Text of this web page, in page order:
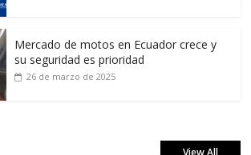
Mercado de motos en Ecuador crece y
su seguridad es prioridad
26 de marzo de 2025